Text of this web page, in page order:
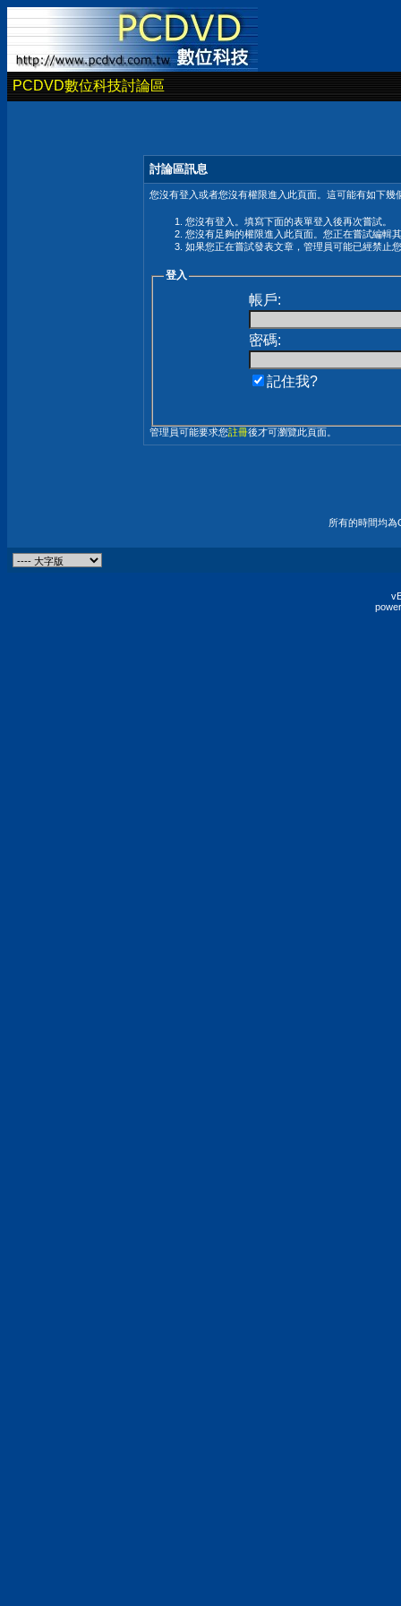
PCDVD數位科技討論區
討論區訊息
您沒有登入或者您沒有權限進入此頁面。這可能有如下幾
您沒有登入。填寫下面的表單登入後再次嘗試。
您沒有足夠的權限進入此頁面。您正在嘗試編輯
如果您正在嘗試發表文章，管理員可能已經禁止
登入
帳戶:
密碼:
記住我?
管理員可能要求您註冊後才可瀏覽此頁面。
所有的時間均為